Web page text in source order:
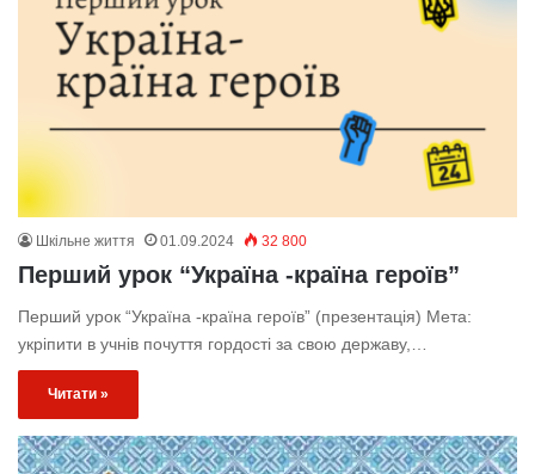
Шкільне життя 01.09.2024 32 800
Перший урок “Україна -країна героїв”
Перший урок “Україна -країна героїв” (презентація) Мета:
укріпити в учнів почуття гордості за свою державу,…
Читати »